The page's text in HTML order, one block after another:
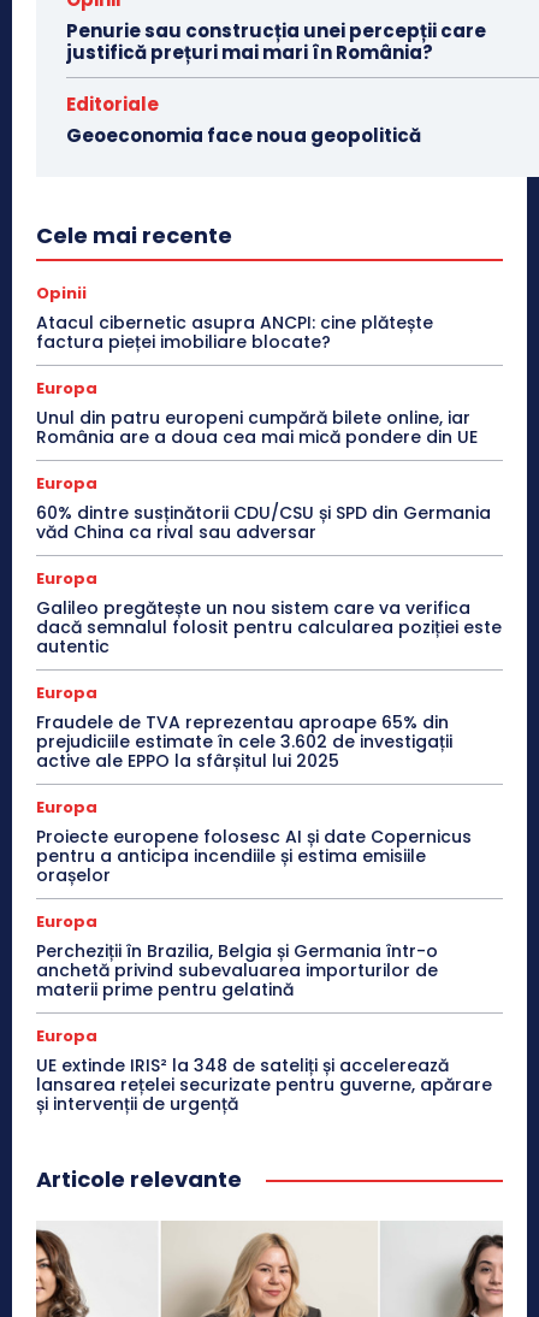
Penurie sau construcția unei percepții care
justifică prețuri mai mari în România?
Editoriale
Geoeconomia face noua geopolitică
Cele mai recente
Opinii
Atacul cibernetic asupra ANCPI: cine plătește
factura pieței imobiliare blocate?
Europa
Unul din patru europeni cumpără bilete online, iar
România are a doua cea mai mică pondere din UE
Europa
60% dintre susținătorii CDU/CSU și SPD din Germania
văd China ca rival sau adversar
Europa
Galileo pregătește un nou sistem care va verifica
dacă semnalul folosit pentru calcularea poziției este
autentic
Europa
Fraudele de TVA reprezentau aproape 65% din
prejudiciile estimate în cele 3.602 de investigații
active ale EPPO la sfârșitul lui 2025
Europa
Proiecte europene folosesc AI și date Copernicus
pentru a anticipa incendiile și estima emisiile
orașelor
Europa
Percheziții în Brazilia, Belgia și Germania într-o
anchetă privind subevaluarea importurilor de
materii prime pentru gelatină
Europa
UE extinde IRIS² la 348 de sateliți și accelerează
lansarea rețelei securizate pentru guverne, apărare
și intervenții de urgență
Articole relevante